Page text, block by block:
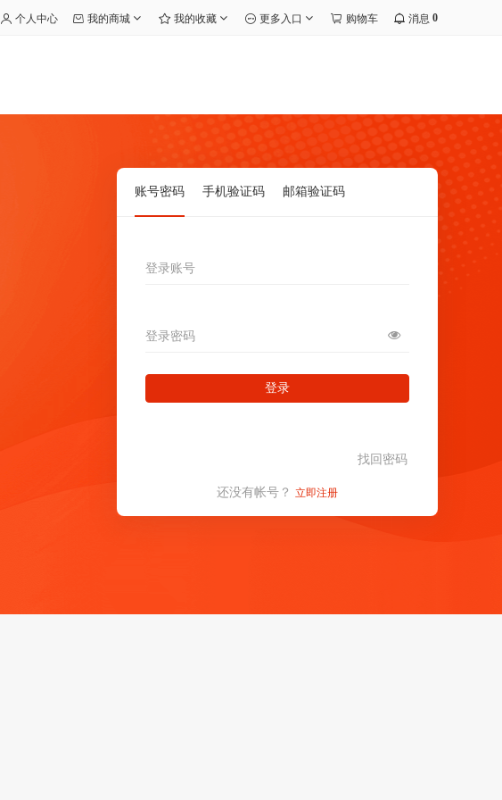
个人中心 我的商城 我的收藏 更多入口 购物车 消息 0
账号密码 手机验证码 邮箱验证码
登录账号
登录密码
登录
找回密码
还没有帐号？ 立即注册